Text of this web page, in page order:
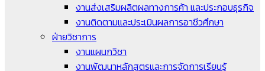
งานส่งเสริมผลิตผลทางการค้า และประกอบธุรกิจ
งานติดตามและประเมินผลการอาชีวศึกษา
ฝ่ายวิชาการ
งานแผนกวิชา
งานพัฒนาหลักสูตรและการจัดการเรียนรู้